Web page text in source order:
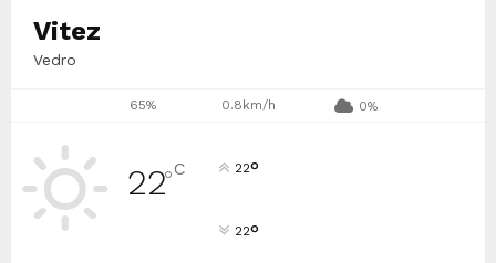
Vitez
Vedro
65% 0.8km/h 0%
22°C 22°
22°